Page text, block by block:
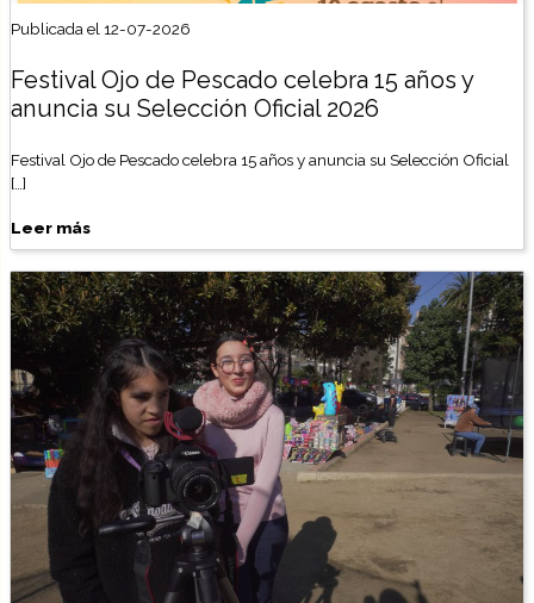
Publicada el 12-07-2026
Festival Ojo de Pescado celebra 15 años y
anuncia su Selección Oficial 2026
Festival Ojo de Pescado celebra 15 años y anuncia su Selección Oficial
[…]
Leer más